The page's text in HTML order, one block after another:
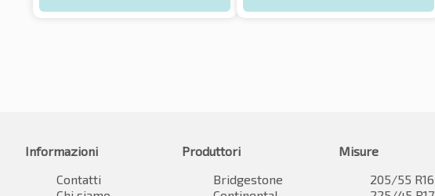
Informazioni
Contatti
Produttori
Bridgestone
Misure
205/55 R16